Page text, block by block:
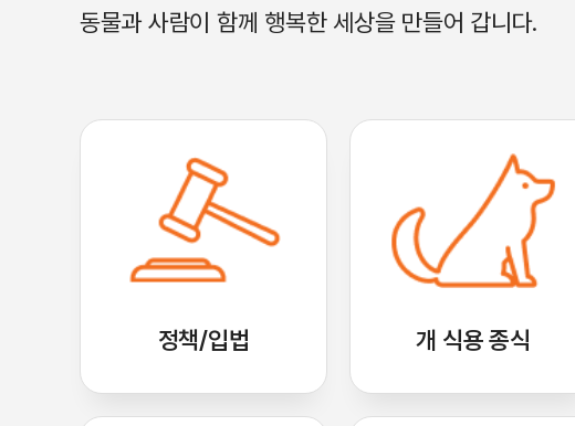
동물과 사람이 함께 행복한 세상을 만들어 갑니다.
정책/입법 개 식용 종식